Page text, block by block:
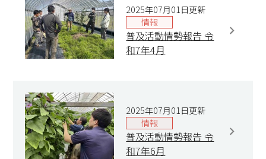
2025年07月01日更新
情報
普及活動情勢報告 令
和7年4月
2025年07月01日更新
情報
普及活動情勢報告 令
和7年6月